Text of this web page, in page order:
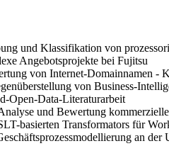
und Klassifikation von
Angebotsprojekte bei Fujitsu
von Internet-Domainnamen -
von Business-
Open-Data-Literaturarbeit
und Bewertung
basierten Transformators für
an der